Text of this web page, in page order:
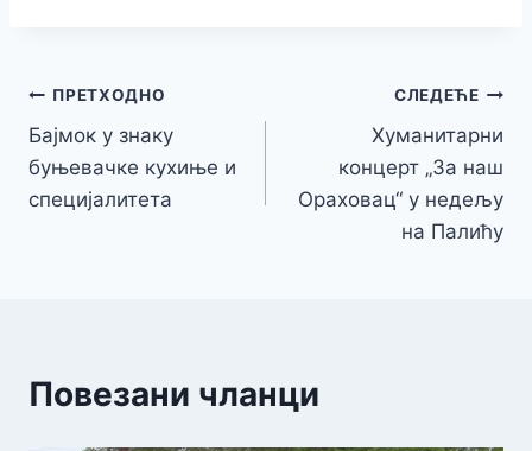
Кретање
чланка
ПРЕТХОДНО
Бајмок у знаку
буњевачке кухиње и
специјалитета
СЛЕДЕЋЕ
Хуманитарни
концерт „За наш
Ораховац“ у недељу
на Палићу
Повезани чланци